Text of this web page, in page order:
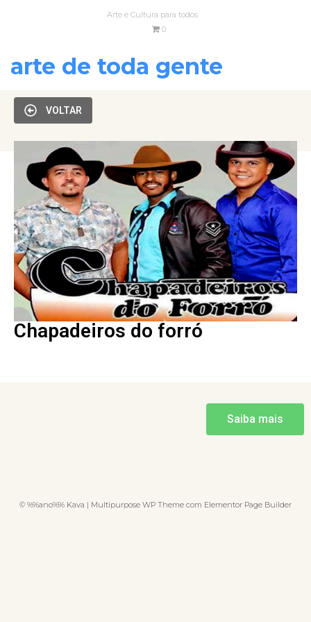
Arte e Cultura para todos
0
arte de toda gente
VOLTAR
Chapadeiros do forró
Saiba mais
© %%ano%% Kava | Multipurpose WP Theme com Elementor Page Builder